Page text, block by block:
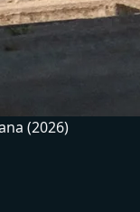
(2026)